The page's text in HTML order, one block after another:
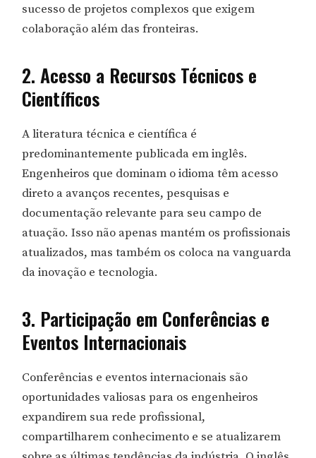
sucesso de projetos complexos que exigem
colaboração além das fronteiras.
2. Acesso a Recursos Técnicos e
Científicos
A literatura técnica e científica é
predominantemente publicada em inglês.
Engenheiros que dominam o idioma têm acesso
direto a avanços recentes, pesquisas e
documentação relevante para seu campo de
atuação. Isso não apenas mantém os profissionais
atualizados, mas também os coloca na vanguarda
da inovação e tecnologia.
3. Participação em Conferências e
Eventos Internacionais
Conferências e eventos internacionais são
oportunidades valiosas para os engenheiros
expandirem sua rede profissional,
compartilharem conhecimento e se atualizarem